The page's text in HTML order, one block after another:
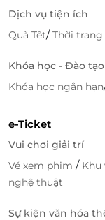
em
Giao vé
Hỗ trợ
Đặt vé mọi
thực, gần gũi
Show – Âm
nối với di sản
Dịch vụ tiện ích
Quà Tết/Thời
Khóa học - Đào tạo
Khóa học ngắn hạn
e-Ticket
Vui chơi giải trí
Vé xem phim / Khu
nghệ thuật
Sự kiện văn hóa